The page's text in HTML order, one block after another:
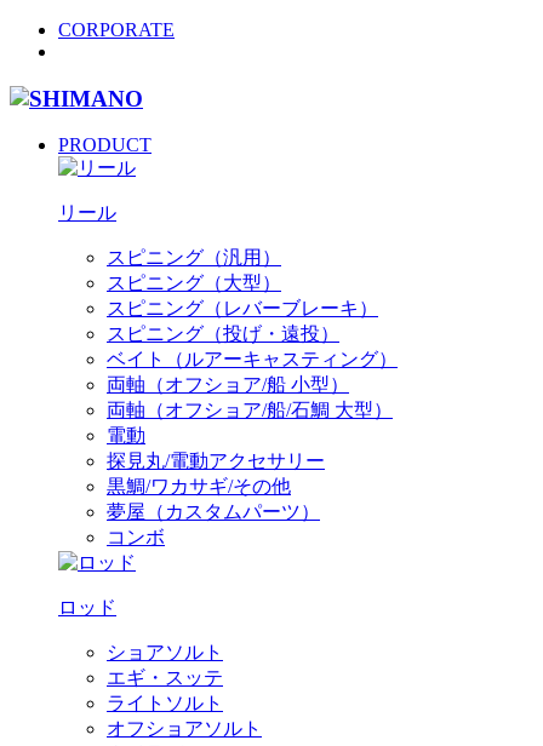
CORPORATE
PRODUCT
リール
スピニング（汎用）
スピニング（大型）
スピニング（レバーブレーキ）
スピニング（投げ・遠投）
ベイト（ルアーキャスティング）
両軸（オフショア/船 小型）
両軸（オフショア/船/石鯛 大型）
電動
探見丸/電動アクセサリー
黒鯛/ワカサギ/その他
夢屋（カスタムパーツ）
コンボ
ロッド
ショアソルト
エギ・スッテ
ライトソルト
オフショアソルト